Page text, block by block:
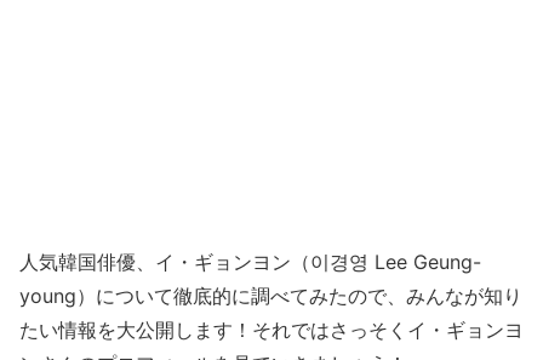
人気韓国俳優、イ・ギョンヨン（이경영 Lee Geung-
young）について徹底的に調べてみたので、みんなが知り
たい情報を大公開します！それではさっそくイ・ギョンヨ